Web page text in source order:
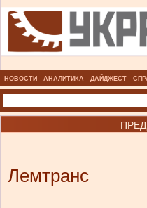
НОВОСТИ АНАЛИТИКА ДАЙДЖЕСТ
Лемтранс